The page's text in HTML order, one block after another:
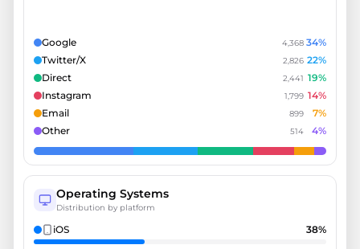
Google 4,368 34%
Twitter/X
2,826 22%
Direct
2,441 19%
Instagram
1,799 14%
Email
899 7%
Other
514 4%
Operating Systems
Distribution by platform
iOS 38%